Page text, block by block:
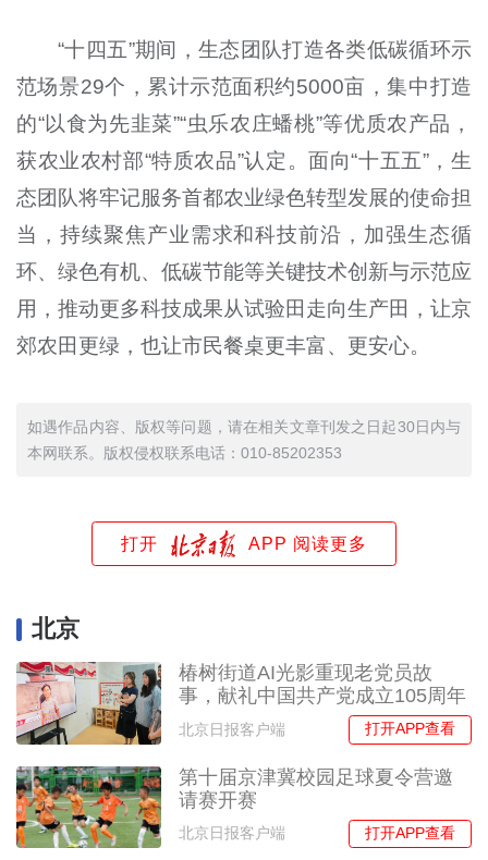
“十四五”期间，生态团队打造各类低碳循环示
范场景29个，累计示范面积约5000亩，集中打造
的“以食为先韭菜”“虫乐农庄蟠桃”等优质农产品，
获农业农村部“特质农品”认定。面向“十五五”，生
态团队将牢记服务首都农业绿色转型发展的使命担
当，持续聚焦产业需求和科技前沿，加强生态循
环、绿色有机、低碳节能等关键技术创新与示范应
用，推动更多科技成果从试验田走向生产田，让京
郊农田更绿，也让市民餐桌更丰富、更安心。
如遇作品内容、版权等问题，请在相关文章刊发之日起30日内与
本网联系。版权侵权联系电话：010-85202353
打开 APP 阅读更多
北京
椿树街道AI光影重现老党员故
事，献礼中国共产党成立105周年
北京日报客户端 打开APP查看
第十届京津冀校园足球夏令营邀
请赛开赛
北京日报客户端 打开APP查看